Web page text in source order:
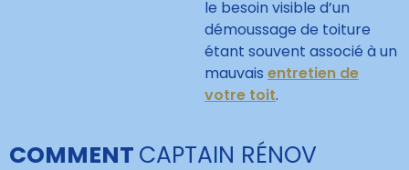
le besoin visible d’un
démoussage de toiture
étant souvent associé à un
mauvais entretien de
votre toit.
COMMENT CAPTAIN RÉNOV